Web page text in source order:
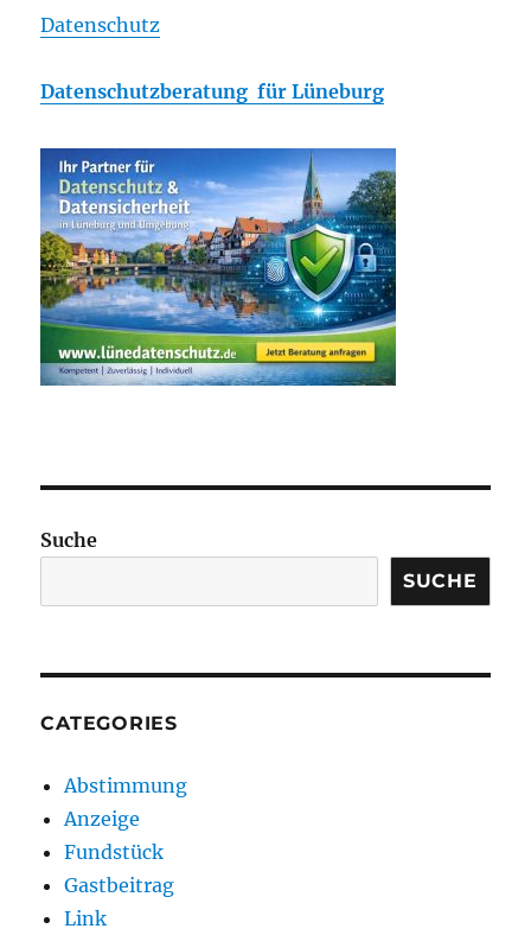
Datenschutz
Datenschutzberatung für Lüneburg
Suche
SUCHE
CATEGORIES
Abstimmung
Anzeige
Fundstück
Gastbeitrag
Link